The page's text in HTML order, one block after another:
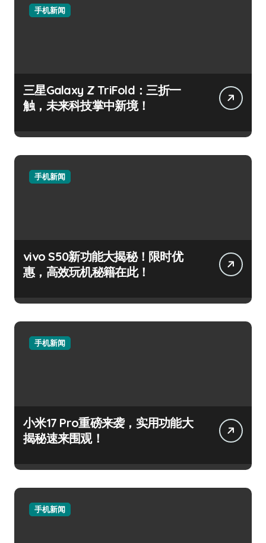
手机新闻
三星Galaxy Z TriFold：三折一
触，未来科技掌中新境！
手机新闻
vivo S50新功能大揭秘！限时优
惠，高效玩机秘籍在此！
手机新闻
小米17 Pro重磅来袭，实用功能大
揭秘速来围观！
手机新闻